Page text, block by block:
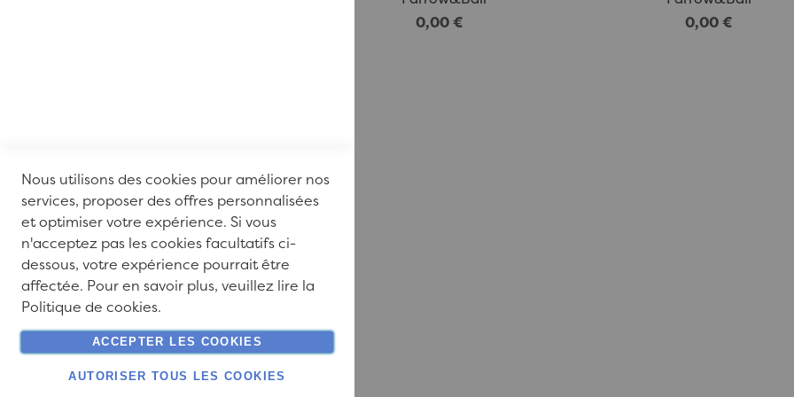
0,00 €
0,00 €
Nous utilisons des cookies pour améliorer nos
services, proposer des offres personnalisées
et optimiser votre expérience. Si vous
n'acceptez pas les cookies facultatifs ci-
dessous, votre expérience pourrait être
affectée. Pour en savoir plus, veuillez lire la
Politique de cookies.
ACCEPTER LES COOKIES
AUTORISER TOUS LES COOKIES